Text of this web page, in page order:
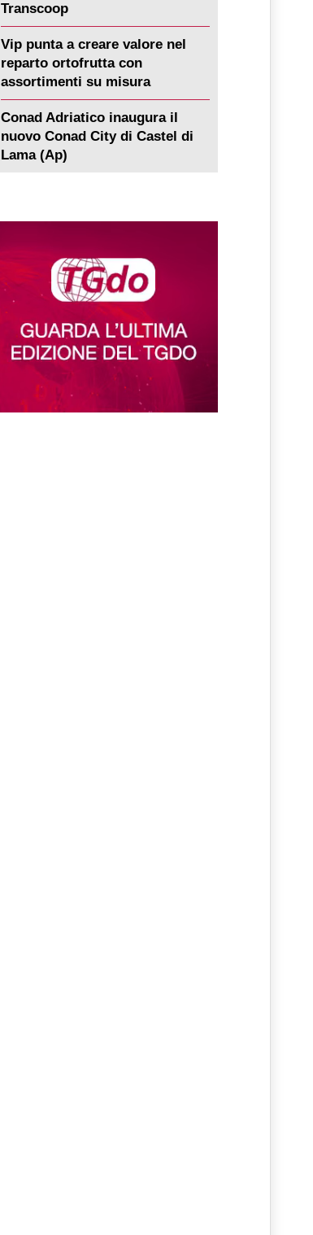
Transcoop
Vip punta a creare valore nel
reparto ortofrutta con
assortimenti su misura
Conad Adriatico inaugura il
nuovo Conad City di Castel di
Lama (Ap)